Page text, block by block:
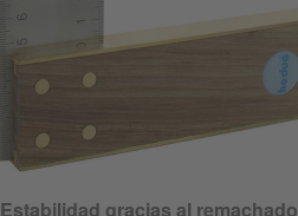
Estabilidad gracias al remachado